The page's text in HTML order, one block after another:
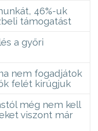
46%-uk
támogatást
a győri
nem fogadjátok
felét kirúgjuk
még nem kell
viszont már